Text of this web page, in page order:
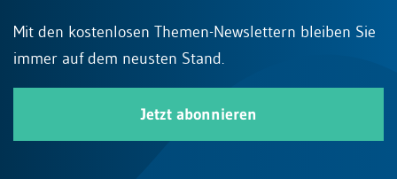
Mit den kostenlosen Themen-Newslettern bleiben Sie
immer auf dem neusten Stand.
Jetzt abonnieren